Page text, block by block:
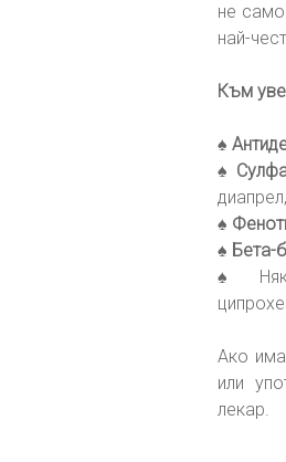
не само
най-
Към
♠
♠
♠
♠ Бета-
♠
Ако
или
лекар.